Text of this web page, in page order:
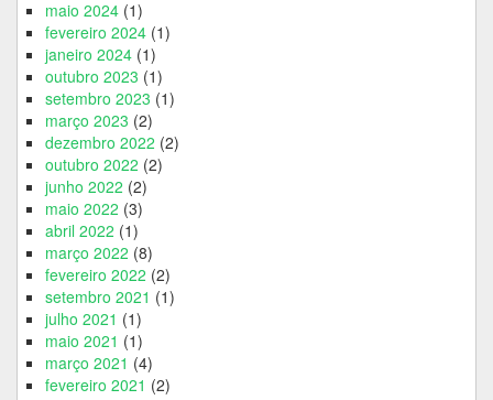
maio 2024 (1)
fevereiro 2024 (1)
janeiro 2024 (1)
outubro 2023 (1)
setembro 2023 (1)
março 2023 (2)
dezembro 2022 (2)
outubro 2022 (2)
junho 2022 (2)
maio 2022 (3)
abril 2022 (1)
março 2022 (8)
fevereiro 2022 (2)
setembro 2021 (1)
julho 2021 (1)
maio 2021 (1)
março 2021 (4)
fevereiro 2021 (2)